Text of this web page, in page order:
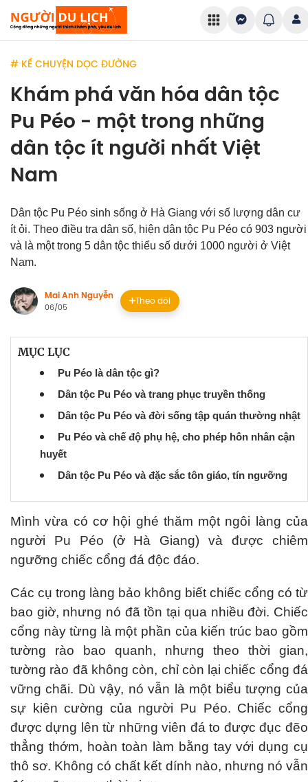
# KỂ CHUYỆN DỌC ĐƯỜNG
Khám phá văn hóa dân tộc
Pu Péo - một trong những
dân tộc ít người nhất Việt
Nam
Dân tộc Pu Péo sinh sống ở Hà Giang với số lượng dân cư
ít ỏi. Theo điều tra dân số, hiện dân tộc Pu Péo có 903 người
và là một trong 5 dân tộc thiểu số dưới 1000 người ở Việt
Nam.
Mai Anh Nguyễn
06/05
Theo dõi
MỤC LỤC
Pu Péo là dân tộc gì?
Dân tộc Pu Péo và trang phục truyền thống
Dân tộc Pu Péo và đời sống tập quán thường nhật
Pu Péo và chế độ phụ hệ, cho phép hôn nhân cận
huyết
Dân tộc Pu Péo và đặc sắc tôn giáo, tín ngưỡng
Mình vừa có cơ hội ghé thăm một ngôi làng của
người Pu Péo (ở Hà Giang) và được chiêm
ngưỡng chiếc cổng đá độc đáo.
Các cụ trong làng bảo không biết chiếc cổng có từ
bao giờ, nhưng nó đã tồn tại qua nhiều đời. Chiếc
cổng này từng là một phần của kiến trúc bao gồm
tường rào bao quanh, nhưng theo thời gian,
tường rào đã không còn, chỉ còn lại chiếc cổng đá
vững chãi. Dù vậy, nó vẫn là một biểu tượng của
sự kiên cường của người Pu Péo. Chiếc cổng
được dựng lên từ những viên đá to được đục đẽo
thẳng thớm, hoàn toàn làm bằng tay với dụng cụ
thô sơ. Không có chất kết dính nào, nhưng nó vẫn